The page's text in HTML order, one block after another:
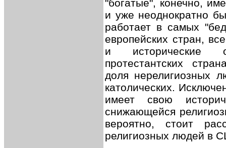
"богатые", конечно,
и уже неоднократно
работает в самых
европейских стран,
и исторические
протестантских
доля нерелигиозных
католических.
имеет свою
снижающейся
вероятно, стоит
религиозных людей в